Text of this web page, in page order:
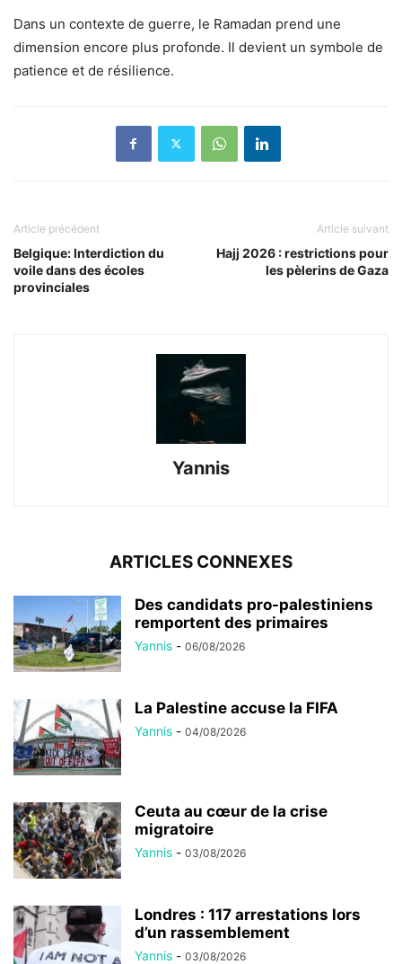
Dans un contexte de guerre, le Ramadan prend une
dimension encore plus profonde. Il devient un symbole de
patience et de résilience.
Article précédent
Belgique: Interdiction du
voile dans des écoles
provinciales
Article suivant
Hajj 2026 : restrictions pour
les pèlerins de Gaza
Yannis
ARTICLES CONNEXES
Des candidats pro-palestiniens
remportent des primaires
Yannis - 06/08/2026
La Palestine accuse la FIFA
Yannis - 04/08/2026
Ceuta au cœur de la crise
migratoire
Yannis - 03/08/2026
Londres : 117 arrestations lors
d’un rassemblement
Yannis - 03/08/2026